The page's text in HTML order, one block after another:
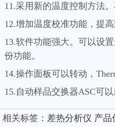
11.采用新的温度控制方法
12.增加温度校准功能，提高
13.软件功能强大。可以设
份功能。
14.操作面板可以转动，
15.自动样品交换器ASC可
相关标签： 差热分析仪 产品